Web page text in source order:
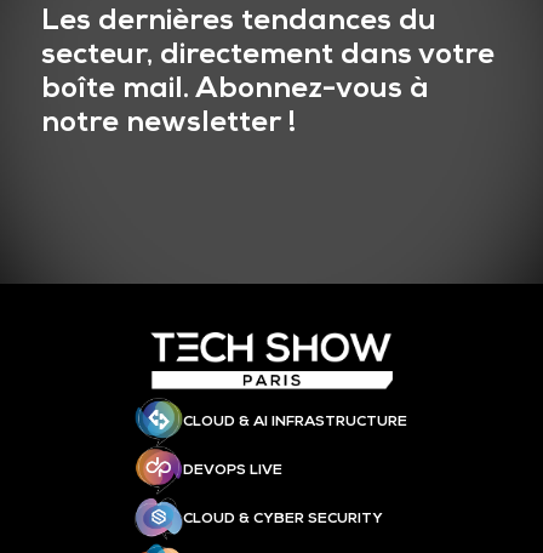
Les dernières tendances du
secteur, directement dans votre
boîte mail. Abonnez-vous à
notre newsletter !
CLOUD & AI INFRASTRUCTURE
DEVOPS LIVE
CLOUD & CYBER SECURITY